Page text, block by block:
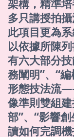
架構，精準
多只講授拍
此項目更為
以依據所陳
有六大部分
務闡明”、“
形態技法流
像準則雙組
部”、“影響
讀如何完調